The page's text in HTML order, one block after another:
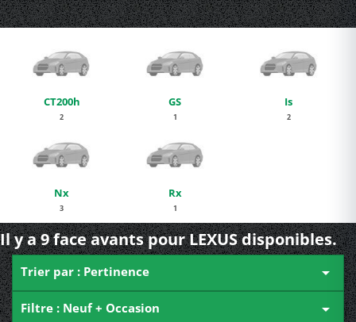
CT200h
2
GS
1
Is
2
Nx
3
Rx
1
Il y a 9 face avants pour LEXUS disponibles.
Trier par : Pertinence 
Filtre : Neuf + Occasion 